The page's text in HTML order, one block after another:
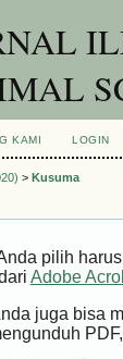
KAMI LOGIN
> Kusuma
pilih
Adobe
juga bisa